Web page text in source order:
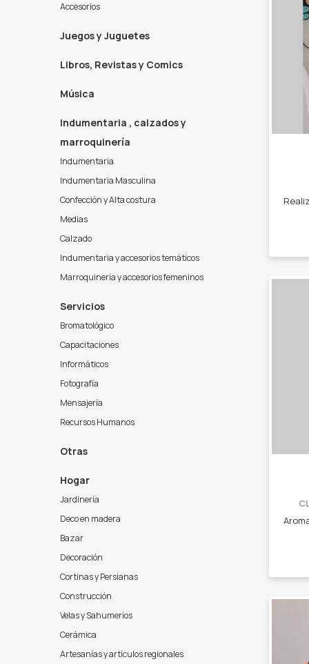
Accesorios
Juegos y Juguetes
Libros, Revistas y Comics
Música
Indumentaria , calzados y
marroquinería
Indumentaria
Indumentaria Masculina
Confección y Alta costura
Medias
Calzado
Indumentaria y accesorios temáticos
Marroquinería y accesorios femeninos
Servicios
Bromatológico
Capacitaciones
Informáticos
Fotografía
Mensajería
Recursos Humanos
Otras
Hogar
Jardinería
Deco en madera
Bazar
Decoración
Cortinas y Persianas
Construcción
Velas y Sahumerios
Cerámica
Artesanías y artículos regionales